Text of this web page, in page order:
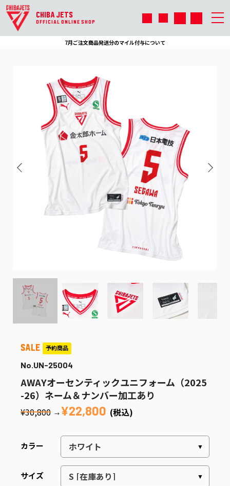
CHIBA JETS
OFFICIAL ONLINE SHOP
7月ご注文商品発送分のマイル付与について
No.UN-25004
AWAYオーセンティックユニフォーム（2025
-26）ネーム＆ナンバー加工あり
¥30,800 → ¥22,800 (税込)
カラー
サイズ